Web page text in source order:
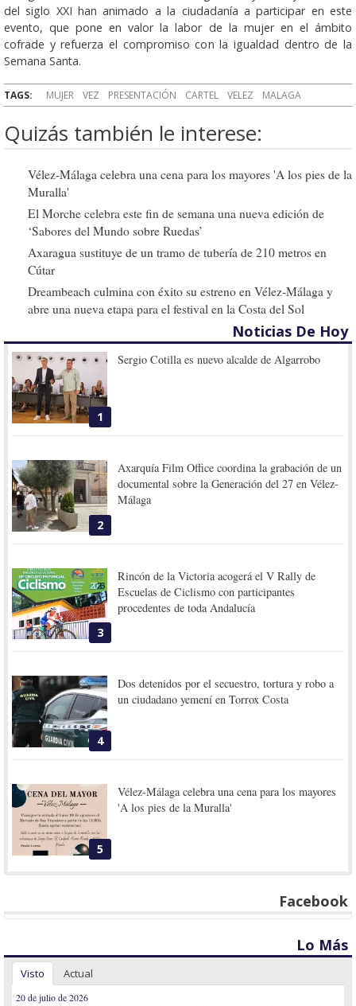
del siglo XXI han animado a la ciudadanía a participar en este
evento, que pone en valor la labor de la mujer en el ámbito
cofrade y refuerza el compromiso con la igualdad dentro de la
Semana Santa.
TAGS: MUJER VEZ PRESENTACIÓN CARTEL VELEZ MALAGA
Quizás también le interese:
Vélez-Málaga celebra una cena para los mayores 'A los pies de la
Muralla'
El Morche celebra este fin de semana una nueva edición de
‘Sabores del Mundo sobre Ruedas’
Axaragua sustituye de un tramo de tubería de 210 metros en
Cútar
Dreambeach culmina con éxito su estreno en Vélez-Málaga y
abre una nueva etapa para el festival en la Costa del Sol
Noticias De Hoy
1
Sergio Cotilla es nuevo alcalde de Algarrobo
2
Axarquía Film Office coordina la grabación de un
documental sobre la Generación del 27 en Vélez-
Málaga
3
Rincón de la Victoria acogerá el V Rally de
Escuelas de Ciclismo con participantes
procedentes de toda Andalucía
4
Dos detenidos por el secuestro, tortura y robo a
un ciudadano yemení en Torrox Costa
5
Vélez-Málaga celebra una cena para los mayores
'A los pies de la Muralla'
Facebook
Lo Más
Visto Actual
20 de julio de 2026